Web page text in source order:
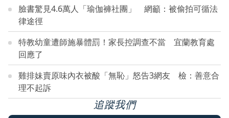
臉書驚見4.6萬人「瑜伽褲社團」 網籲：被偷拍可循法
律途徑
特教幼童遭師施暴體罰！家長控調查不當 宜蘭教育處
回應了
雞排妹賣原味內衣被酸「無恥」怒告3網友 檢：善意合
理不起訴
追蹤我們